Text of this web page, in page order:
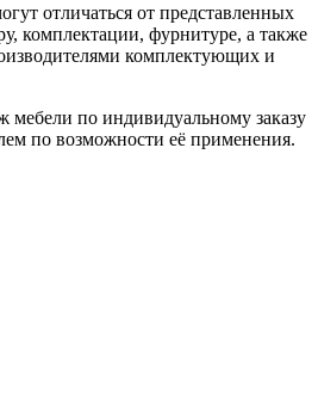
отличаться от представленных
комплектации, фурнитуре, а также
комплектующих и
мебели по индивидуальному заказу
по возможности её применения.